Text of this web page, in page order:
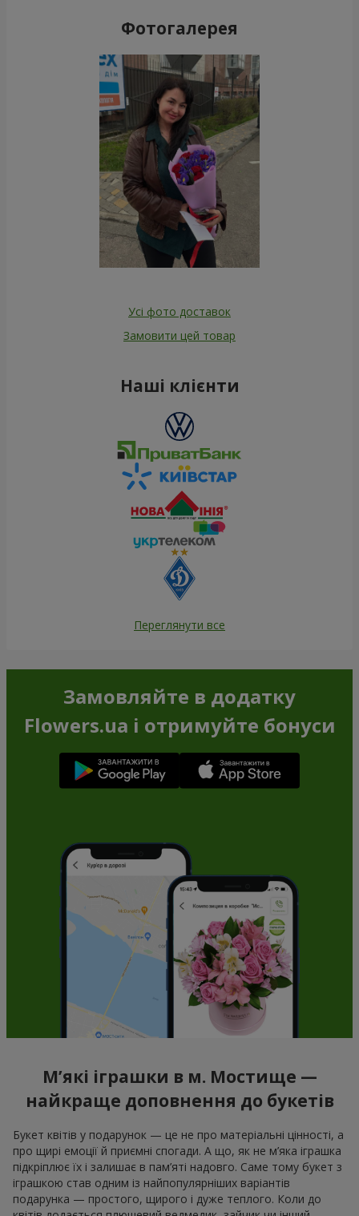
Фотогалерея
Усі фото доставок
Замовити цей товар
Наші клієнти
Переглянути все
Замовляйте в додатку
Flowers.ua і отримуйте бонуси
М’які іграшки в м. Мостище —
найкраще доповнення до букетів
Букет квітів у подарунок — це не про матеріальні цінності, а
про щирі емоції й приємні спогади. А що, як не м’яка іграшка
підкріплює їх і залишає в пам’яті надовго. Саме тому букет з
іграшкою став одним із найпопулярніших варіантів
подарунка — простого, щирого і дуже теплого. Коли до